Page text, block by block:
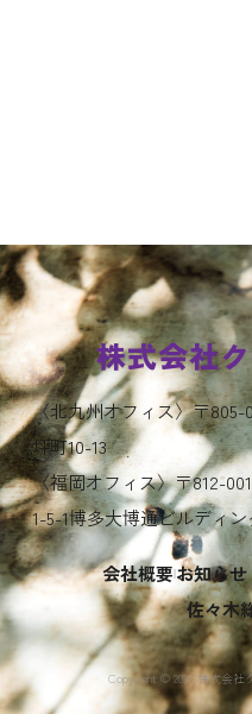
株式会社
〈北九州オフィス〉〒
坪町10-13
〈福岡オフィス〉〒812-
1-5-1博多大博通ビルディン
会社概要お知ら
佐々木
Copyright ©︎ 2024 株式会社